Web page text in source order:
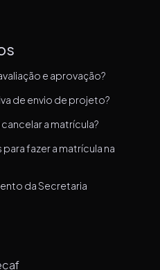
e aprovação?
de envio de projeto?
a matrícula?
fazer a matrícula na
da Secretaria